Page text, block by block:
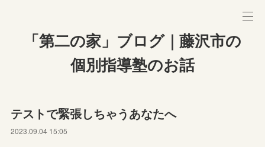
「第二の家」ブログ｜藤沢市の
個別指導塾のお話
テストで緊張しちゃうあなたへ
2023.09.04 15:05